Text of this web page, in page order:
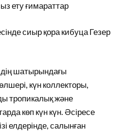
ету ғимараттар
сиыр қора кибуца Гезер
шатырындағы
күн коллекторы,
тропикалық және
көп күн күн. Әсіресе
елдерінде, салынған